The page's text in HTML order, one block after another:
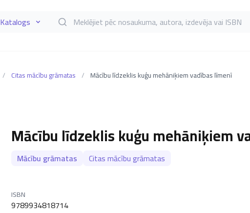
Katalogs Meklēt grāmatas pēc nosaukuma, autora, izdevēja vai ISBN
/ Citas mācību grāmatas / Mācību līdzeklis kuģu mehāniķiem vadības līmenī
Mācību līdzeklis kuģu mehāniķiem
Mācību grāmatas Citas mācību grāmatas
ISBN
9789934818714